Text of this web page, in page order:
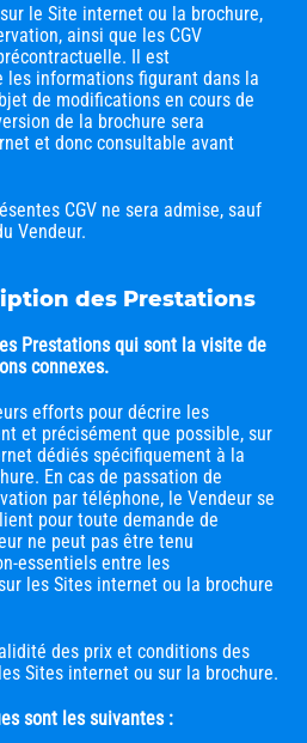
le Site internet ou la brochure,
ainsi que les CGV
Il est
les informations figurant dans la
de modifications en cours de
de la brochure sera
et donc consultable avant
CGV ne sera admise, sauf
Vendeur.
des Prestations
Prestations qui sont la visite de
connexes.
efforts pour décrire les
et précisément que possible, sur
dédiés spécifiquement à la
En cas de passation de
par téléphone, le Vendeur se
pour toute demande de
ne peut pas être tenu
essentiels entre les
les Sites internet ou la brochure
des prix et conditions des
Sites internet ou sur la brochure.
sont les suivantes :